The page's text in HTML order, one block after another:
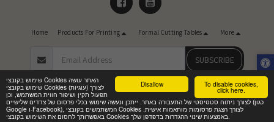
To disable cookies,
click here.
Disallow
שימוש בקובצי Cookies האתר עושה
שימוש בקובצי Cookies (עוגיות) לצורך
תפעול תקין ושיפור חווית המשתמש, וכן
לצורך ניתוח סטטיסטי של התעבורה באתר. ייתכן ונעשה שימוש בכלי פרסום של צדדים שלישיים (כגון
Google ו-Facebook), המשתמשים בקובצי Cookies לצורך הצגת פרסומות מותאמות אישית.
באפשרותך לחסום את השימוש בקובצי Cookies באמצעות שינוי ההגדרות בדפדפן שלך.
Home Products For Printing Formal Cutting Tables More
SUBSCRIBE
Copyright © 2026 All rights reserved -
Master Marketing and Consulting Ltd
Privacy Policy|Accessibility